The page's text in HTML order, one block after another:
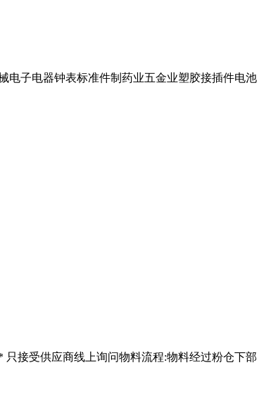
电子电器钟表标准件制药业五金业塑胶接插件电池
接受供应商线上询问物料流程:物料经过粉仓下部